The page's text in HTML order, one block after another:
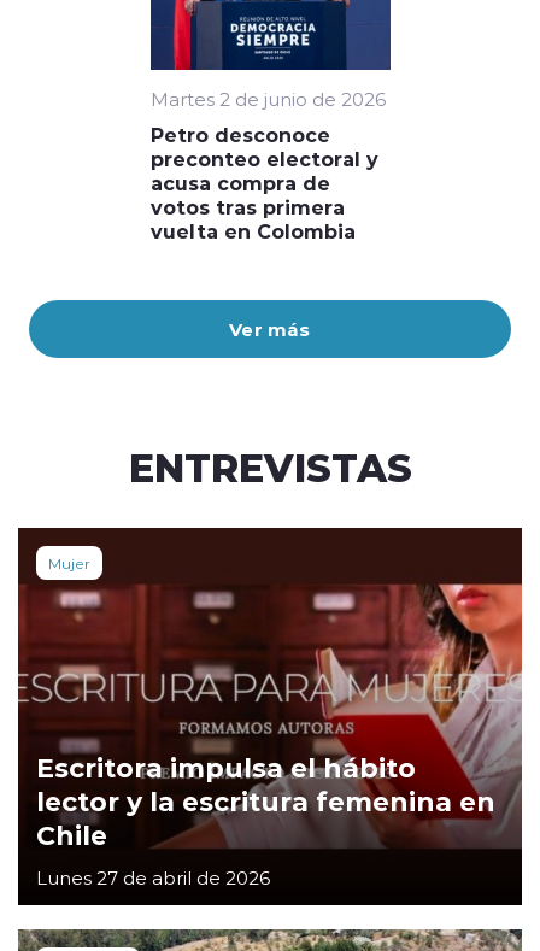
Ver más
Martes 2 de junio de 2026
Petro desconoce
preconteo electoral y
acusa compra de
votos tras primera
vuelta en Colombia
ENTREVISTAS
Mujer
Escritora impulsa el hábito
lector y la escritura femenina en
Chile
Lunes 27 de abril de 2026